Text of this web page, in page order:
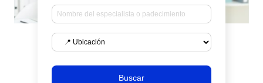
Buscar